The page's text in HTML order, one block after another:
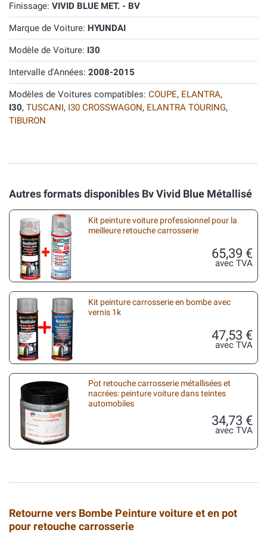
Finissage: VIVID BLUE MET. - BV
Marque de Voiture: HYUNDAI
Modèle de Voiture: I30
Intervalle d'Années: 2008-2015
Modèles de Voitures compatibles: COUPE, ELANTRA,
I30, TUSCANI, I30 CROSSWAGON, ELANTRA TOURING,
TIBURON
Autres formats disponibles Bv Vivid Blue Métallisé
Kit peinture voiture professionnel pour la
meilleure retouche carrosserie
65,39 €
avec TVA
Kit peinture carrosserie en bombe avec
vernis 1k
47,53 €
avec TVA
Pot retouche carrosserie métallisées et
nacrées: peinture voiture dans teintes
automobiles
34,73 €
avec TVA
Retourne vers Bombe Peinture voiture et en pot
pour retouche carrosserie